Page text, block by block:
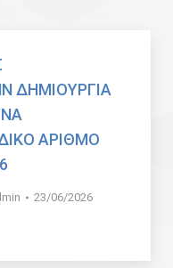
ΔΗΜΙΟΥΡΓΙΑ
ΑΡΙΘΜΟ
23/06/2026